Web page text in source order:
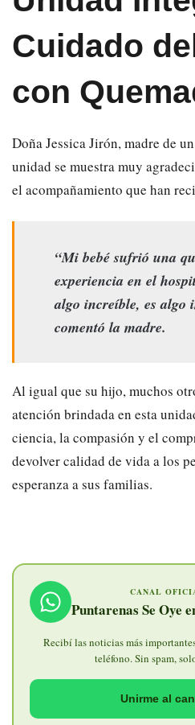
Cuidado
con
Doña Jessica Jirón, madre de
unidad se muestra muy
el acompañamiento que han
“Mi bebé sufrió una
experiencia en el
algo increíble, es algo
comentó la madre.
Al igual que su hijo, muchos
atención brindada en esta
ciencia, la compasión y el
devolver calidad de vida a los
esperanza a sus familias.
CANAL
Puntarenas Se Oye
Recibí las noticias más
teléfono. Sin spam,
Unirme al